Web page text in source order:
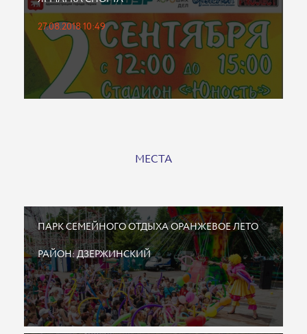
27.08.2018 10:49
МЕСТА
ПАРК СЕМЕЙНОГО ОТДЫХА ОРАНЖЕВОЕ ЛЕТО
РАЙОН: ДЗЕРЖИНСКИЙ